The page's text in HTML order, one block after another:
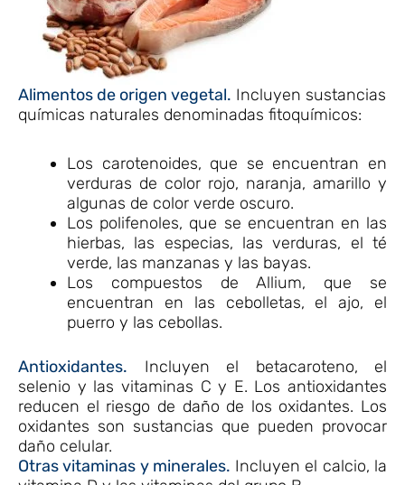
Alimentos de origen vegetal. Incluyen sustancias
químicas naturales denominadas fitoquímicos:
Los carotenoides, que se encuentran en
verduras de color rojo, naranja, amarillo y
algunas de color verde oscuro.
Los polifenoles, que se encuentran en las
hierbas, las especias, las verduras, el té
verde, las manzanas y las bayas.
Los compuestos de Allium, que se
encuentran en las cebolletas, el ajo, el
puerro y las cebollas.
Antioxidantes. Incluyen el betacaroteno, el
selenio y las vitaminas C y E. Los antioxidantes
reducen el riesgo de daño de los oxidantes. Los
oxidantes son sustancias que pueden provocar
daño celular.
Otras vitaminas y minerales. Incluyen el calcio, la